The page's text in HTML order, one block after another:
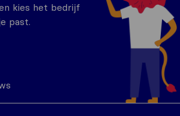
kies het bedrijf
past.